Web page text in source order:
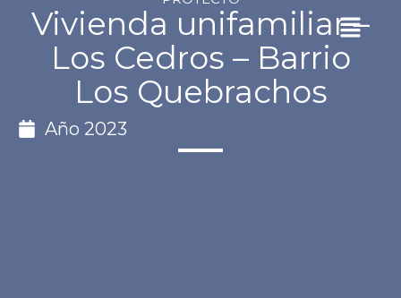
contenido
Menu
Vivienda unifamiliar –
Los Cedros – Barrio
Los Quebrachos
Año 2023